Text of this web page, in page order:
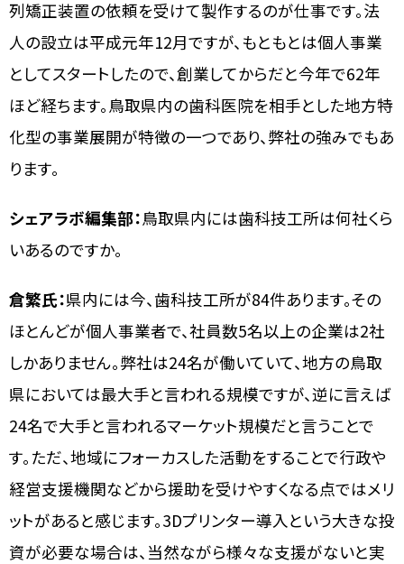
列矯正装置の依頼を受けて製作するのが仕事です。法
人の設立は平成元年12月ですが、もともとは個人事業
としてスタートしたので、創業してからだと今年で62年
ほど経ちます。鳥取県内の歯科医院を相手とした地方特
化型の事業展開が特徴の一つであり、弊社の強みでもあ
ります。
シェアラボ編集部：鳥取県内には歯科技工所は何社くら
いあるのですか。
倉繁氏：県内には今、歯科技工所が84件あります。その
ほとんどが個人事業者で、社員数5名以上の企業は2社
しかありません。弊社は24名が働いていて、地方の鳥取
県においては最大手と言われる規模ですが、逆に言えば
24名で大手と言われるマーケット規模だと言うことで
す。ただ、地域にフォーカスした活動をすることで行政や
経営支援機関などから援助を受けやすくなる点ではメリ
ットがあると感じます。3Dプリンター導入という大きな投
資が必要な場合は、当然ながら様々な支援がないと実